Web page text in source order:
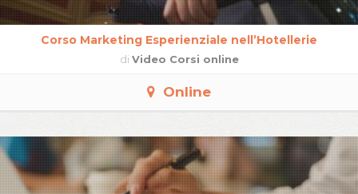
Corso Marketing Esperienziale nell’Hotellerie
di Video Corsi online
Online